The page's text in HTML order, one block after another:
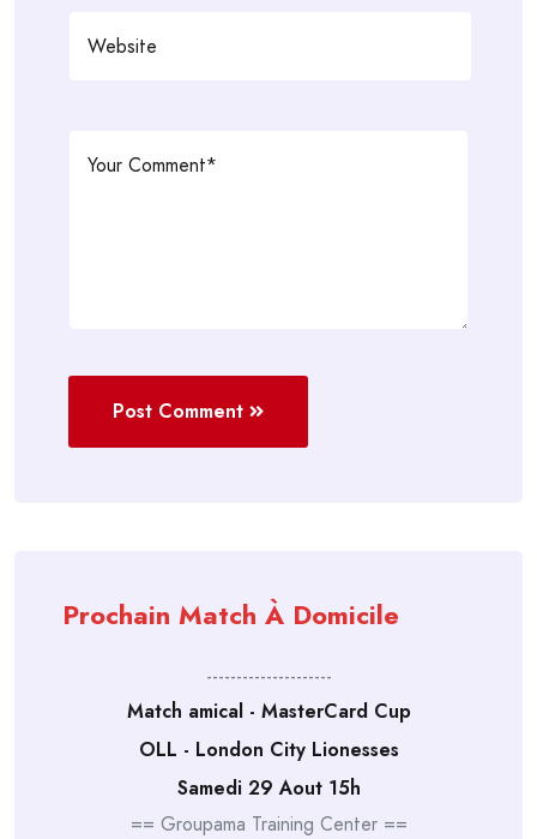
Post Comment
Prochain Match À Domicile
---------------------
Match amical - MasterCard Cup
OLL - London City Lionesses
Samedi 29 Aout 15h
== Groupama Training Center ==